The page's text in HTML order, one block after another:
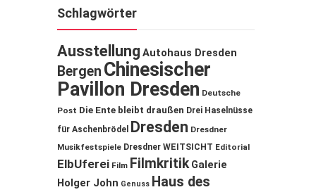
Schlagwörter
Ausstellung Autohaus Dresden
Bergen Chinesischer
Pavillon Dresden Deutsche
Post Die Ente bleibt draußen Drei Haselnüsse
für Aschenbrödel
Dresden Dresdner
Musikfestspiele Dresdner WEITSICHT Editorial
ElbUferei Film Filmkritik Galerie
Holger John Genuss Haus des